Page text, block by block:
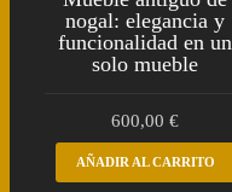
nogal: elegancia y
funcionalidad en un
solo mueble
600,00€
AÑADIR AL CARRITO